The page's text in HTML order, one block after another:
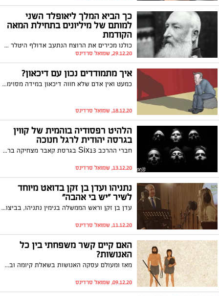
כך הביא המלך ליאופלד השני
למותם של מיליונים בתחילת המאה
הקודמת
כולנו מכירים את הרוצח הנתעב אדולף היטלר שהביא למותם של מיליוני יהודים ואחרים במהלך מלחמת העולם השנייה, אך כמה מאתנו שמעו על המלך ליאופלד השני של בלגיה שגרם בחייו למותם של כחצי מאוכלוסיית מדינת קונגו שבאפריקה, שהייתה בבעלותו הפרטית במשך שנים? צפו
29.12.20, שמואל סרדינס
איך מתמודדים נכון עם דיכאון?
כמעט ואין אדם שלא חווה דיכאון במידה מסוימת במהלך חייו, כשרובנו לא תמיד מצליחים לזהות כי אכן מדובר בדיכאון ולרוב גם לא יודעים כיצד להתגבר עליו. הסרטון שלפניכם, לא רק מציג את תחושת הדיכאון בדרך שיכולה להוות קריאת השכמה לרבים שסובלים ממנה, אלא גם מראה כיצד אפשר להתמודד איתה נכון וכמה יפים החיים יכולים להיות אחרי שעושים זאת. צפו
18.12.20, שמואל סרדינס
הלהיט רפסודיה בוהמית של קווין
בגרסה יהודית לרגל חנוכה
חברי ההרכב Six13 בגרסת קאבר מצחיקה ברוח חנוכה ללהיט האהוב רפסודיה בוהמית של להקת קווין. צפו
13.12.20, שמואל סרדינס
נתניהו ועדן בן זקן בדואט מיוחד
לשיר "יש בי אהבה"
עדן בן זקן וראש הממשלה בנימין נתניהו, בביצוע מיוחד לשיר מלא התקווה והאופטימיות "יש בי אהבה" של אריק איינשטיין ז"ל. כל הכנסות השיר ייתרמו ישירות לעמותת "כן לזקן"
11.12.20, שמואל סרדינס
האם קיים קשר משפחתי בין כל
האנושות?
מאז ומעולם עסקה האנושות בשאלת קיומה ובתהייה מניין הכל התחיל. הסרטון המרתק שלפניכם מוכיח בפשטות עד כמה לעובדה שלכולנו יש אב קדמון אחד יש סיכוי סביר. אז האם קיים קשר משפחתי בין כולנו? צפו
09.12.20, שמואל סרדינס